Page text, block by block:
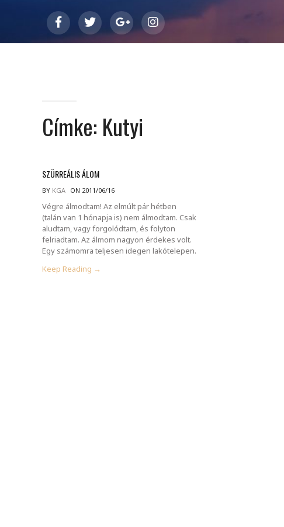
Címke: Kutyi
SZÜRREÁLIS ÁLOM
BY KGA ON 2011/06/16
Végre álmodtam! Az elmúlt pár hétben
(talán van 1 hónapja is) nem álmodtam. Csak
aludtam, vagy forgolódtam, és folyton
felriadtam. Az álmom nagyon érdekes volt.
Egy számomra teljesen idegen lakótelepen.
Keep Reading →